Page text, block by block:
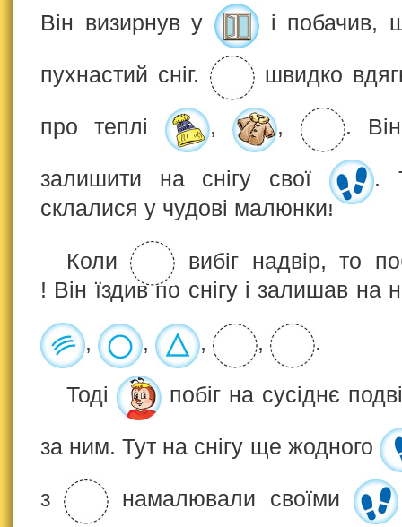
Він визирнув у і побачив,
пухнастий сніг. швидко
про теплі , , .
залишити на снігу свої
.
склалися у чудові малюнки!
Коли
вибіг надвір, то
! Він їздив по снігу і залишав на
, , , , .
Тоді побіг на сусіднє
за ним. Тут на снігу ще жодного
з намалювали своїми